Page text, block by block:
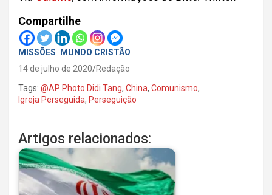
Compartilhe
MISSÕES
MUNDO CRISTÃO
14 de julho de 2020 Redação
Tags: @AP Photo Didi Tang, China, Comunismo,
Igreja Perseguida, Perseguição
Artigos relacionados: